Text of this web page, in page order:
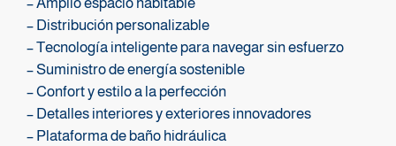
– Amplio espacio habitable
– Distribución personalizable
– Tecnología inteligente para navegar sin esfuerzo
– Suministro de energía sostenible
– Confort y estilo a la perfección
– Detalles interiores y exteriores innovadores
– Plataforma de baño hidráulica